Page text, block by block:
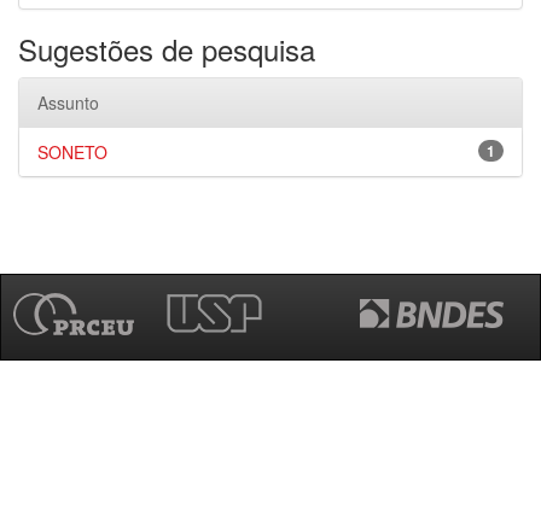
Sugestões de pesquisa
Assunto
1
SONETO